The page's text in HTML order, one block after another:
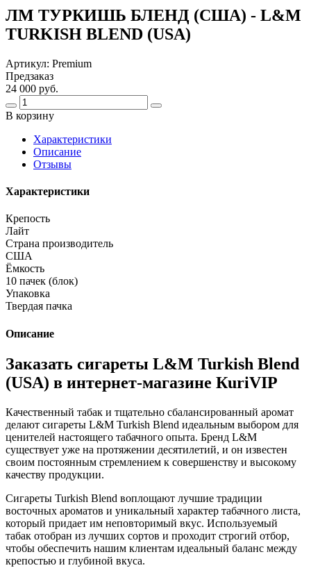
ЛМ ТУРКИШЬ БЛЕНД (США) - L&M
TURKISH BLEND (USA)
Артикул: Premium
Предзаказ
24 000 руб.
В корзину
Харaктеристики
Описание
Отзывы
Характеристики
Крепость
Лайт
Страна производитель
США
Ёмкость
10 пачек (блок)
Упаковка
Твердая пачка
Описание
Заказать сигареты L&M Turkish Blend
(USA) в интернет-магазине КuriVIP
Качественный табак и тщательно сбалансированный аромат
делают сигареты L&M Turkish Blend идеальным выбором для
ценителей настоящего табачного опыта. Бренд L&M
существует уже на протяжении десятилетий, и он известен
своим постоянным стремлением к совершенству и высокому
качеству продукции.
Сигареты Turkish Blend воплощают лучшие традиции
восточных ароматов и уникальный характер табачного листа,
который придает им неповторимый вкус. Используемый
табак отобран из лучших сортов и проходит строгий отбор,
чтобы обеспечить нашим клиентам идеальный баланс между
крепостью и глубиной вкуса.